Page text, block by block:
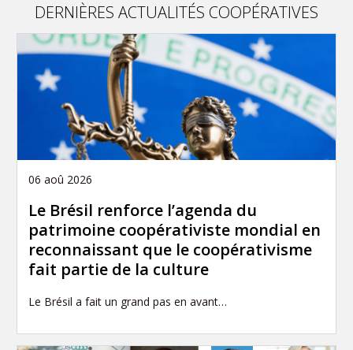
DERNIÈRES ACTUALITÉS COOPÉRATIVES
06 aoû 2026
Le Brésil renforce l’agenda du
patrimoine coopérativiste mondial en
reconnaissant que le coopérativisme
fait partie de la culture
Le Brésil a fait un grand pas en avant…